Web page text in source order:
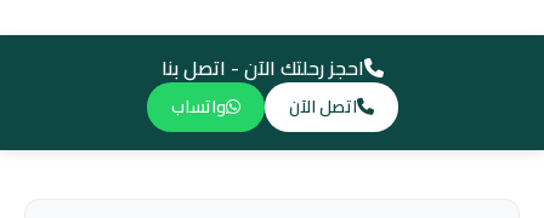
احجز رحلتك الآن - اتصل بنا
اتصل الآن واتساب